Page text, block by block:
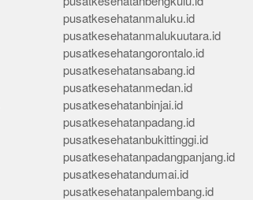
pusatkesehatanmaluku.id
pusatkesehatanmalukuutara.id
pusatkesehatangorontalo.id
pusatkesehatansabang.id
pusatkesehatanmedan.id
pusatkesehatanbinjai.id
pusatkesehatanpadang.id
pusatkesehatanbukittinggi.id
pusatkesehatanpadangpanjang.id
pusatkesehatandumai.id
pusatkesehatanpalembang.id